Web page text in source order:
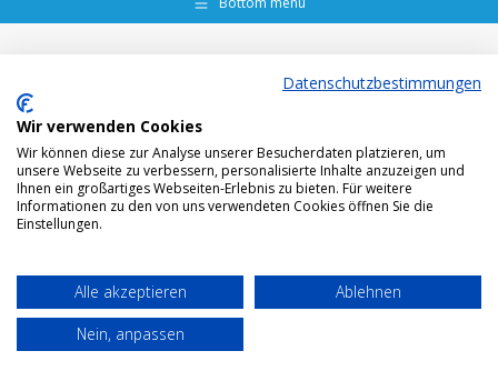
Datenschutzbestimmungen
Wir verwenden Cookies
Wir können diese zur Analyse unserer Besucherdaten platzieren, um
unsere Webseite zu verbessern, personalisierte Inhalte anzuzeigen und
Ihnen ein großartiges Webseiten-Erlebnis zu bieten. Für weitere
Informationen zu den von uns verwendeten Cookies öffnen Sie die
Einstellungen.
Alle akzeptieren
Ablehnen
Nein, anpassen